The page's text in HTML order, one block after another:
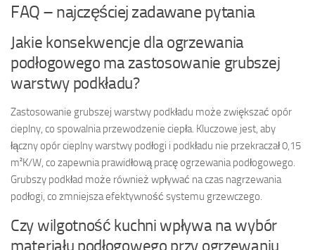
FAQ – najczęściej zadawane pytania
Jakie konsekwencje dla ogrzewania
podłogowego ma zastosowanie grubszej
warstwy podkładu?
Zastosowanie grubszej warstwy podkładu może zwiększać opór
cieplny, co spowalnia przewodzenie ciepła. Kluczowe jest, aby
łączny opór cieplny warstwy podłogi i podkładu nie przekraczał 0,15
m²K/W, co zapewnia prawidłową pracę ogrzewania podłogowego.
Grubszy podkład może również wpływać na czas nagrzewania
podłogi, co zmniejsza efektywność systemu grzewczego.
Czy wilgotność kuchni wpływa na wybór
materiału podłogowego przy ogrzewaniu